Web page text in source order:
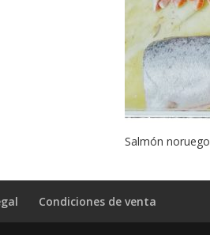
Salmón noruego
Condiciones de venta